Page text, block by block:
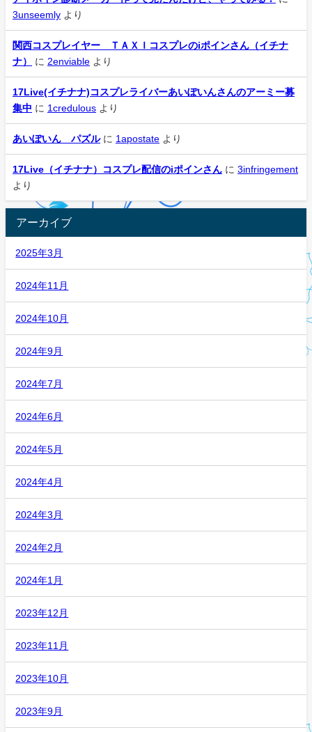
3unseemly より
関西コスプレイヤー ＴＡＸＩコスプレのiポインさん（イチナ
ナ）
に 2enviable より
17Live(イチナナ)コスプレライバーあいぽいんさんのアーミー募
集中 に 1credulous より
あいぽいん パズルに 1apostate より
17Live（イチナナ）コスプレ配信のiポインさん に 3infringement
より
アーカイブ
2025年3月
2024年11月
2024年10月
2024年9月
2024年7月
2024年6月
2024年5月
2024年4月
2024年3月
2024年2月
2024年1月
2023年12月
2023年11月
2023年10月
2023年9月